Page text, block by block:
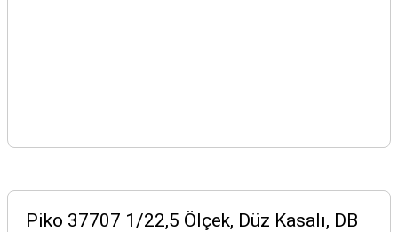
Piko 37707 1/22,5 Ölçek, Düz Kasalı, DB